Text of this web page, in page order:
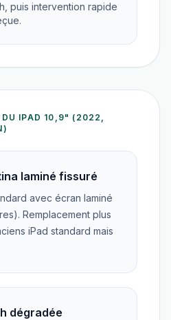
puis intervention rapide
IPAD 10,9" (2022,
laminé fissuré
avec écran laminé
Remplacement plus
iPad standard mais
dégradée